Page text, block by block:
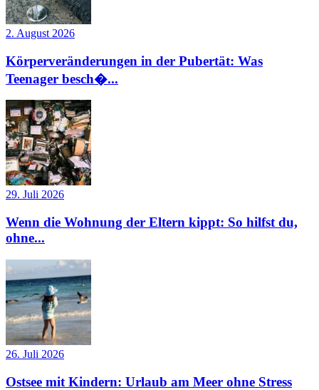
2. August 2026
Körperveränderungen in der Pubertät: Was
Teenager besch�...
29. Juli 2026
Wenn die Wohnung der Eltern kippt: So hilfst du,
ohne...
26. Juli 2026
Ostsee mit Kindern: Urlaub am Meer ohne Stress